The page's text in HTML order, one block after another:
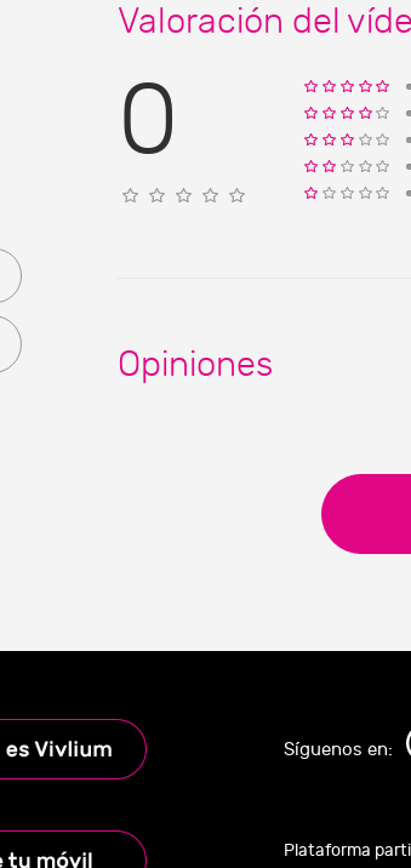
Valoración del
0
Opiniones
Síguenos en:
Plataforma